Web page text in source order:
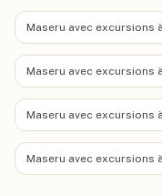
Maseru avec excursions
Maseru avec excursions
Maseru avec excursions
Maseru avec excursions